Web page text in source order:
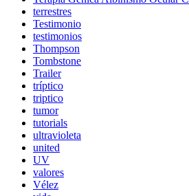
terrestres
Testimonio
testimonios
Thompson
Tombstone
Trailer
tríptico
triptico
tumor
tutorials
ultravioleta
united
UV
valores
Vélez